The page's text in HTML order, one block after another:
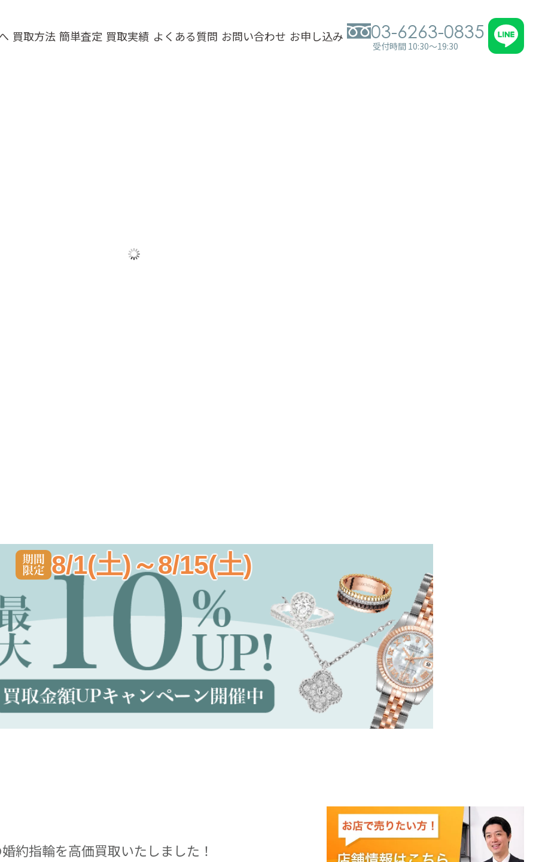
買取方法 簡単査定 買取実績 よくある質問 お問い合わせ お申し込み 03-6263-0835
受付時間 10:30～19:30
8/1(土)～8/15(土)
約指輪を高価買取いたしました！